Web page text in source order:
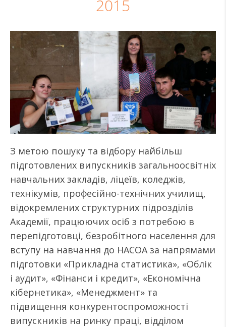
2015
З метою пошуку та відбору найбільш
підготовлених випускників загальноосвітніх
навчальних закладів, ліцеїв, коледжів,
технікумів, професійно-технічних училищ,
відокремлених структурних підрозділів
Академії, працюючих осіб з потребою в
перепідготовці, безробітного населення для
вступу на навчання до НАСОА за напрямами
підготовки «Прикладна статистика», «Облік
і аудит», «Фінанси і кредит», «Економічна
кібернетика», «Менеджмент» та
підвищення конкурентоспроможності
випускників на ринку праці, відділом